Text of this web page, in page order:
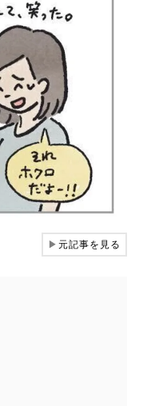
▶元記事を見る